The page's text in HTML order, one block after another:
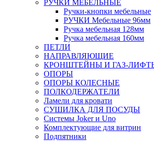
РУЧКИ МЕБЕЛЬНЫЕ
Ручки-кнопки мебельные
РУЧКИ Мебельные 96мм
Ручка мебельная 128мм
Ручка мебельная 160мм
ПЕТЛИ
НАПРАВЛЯЮЩИЕ
КРОНШТЕЙНЫ И ГАЗ-
ОПОРЫ
ОПОРЫ КОЛЕСНЫЕ
ПОЛКОДЕРЖАТЕЛИ
Ламели для кровати
СУШИЛКА ДЛЯ ПОСУДЫ
Системы Joker и Uno
Комплектующие для витрин
Подпятники